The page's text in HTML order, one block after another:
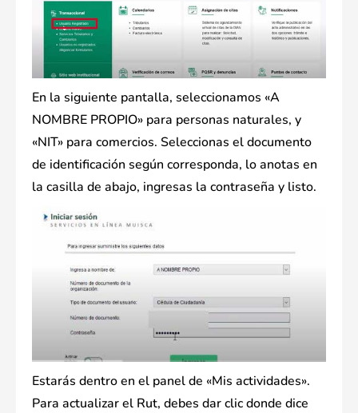
En la siguiente pantalla, seleccionamos «A
NOMBRE PROPIO» para personas naturales, y
«NIT» para comercios. Seleccionas el documento
de identificación según corresponda, lo anotas en
la casilla de abajo, ingresas la contraseña y listo.
Estarás dentro en el panel de «Mis actividades».
Para actualizar el Rut, debes dar clic donde dice